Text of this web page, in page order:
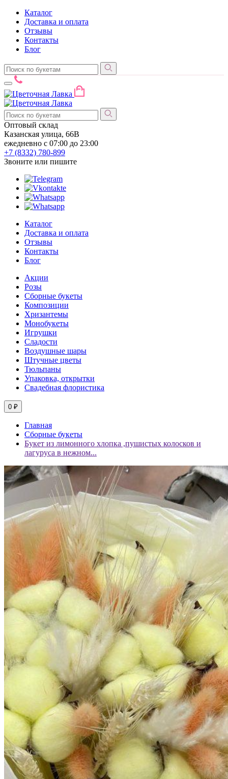
Каталог
Доставка и оплата
Отзывы
Контакты
Блог
Оптовый склад
Казанская улица, 66В
ежедневно с 07:00 до 23:00
+7 (8332) 780-899
Звоните или пишите
Каталог
Доставка и оплата
Отзывы
Контакты
Блог
Акции
Розы
Сборные букеты
Композиции
Хризантемы
Монобукеты
Игрушки
Сладости
Воздушные шары
Штучные цветы
Тюльпаны
Упаковка, открытки
Свадебная флористика
0 ₽
Главная
Сборные букеты
Букет из лимонного хлопка ,пушистых колосков и
лагуруса в нежном...